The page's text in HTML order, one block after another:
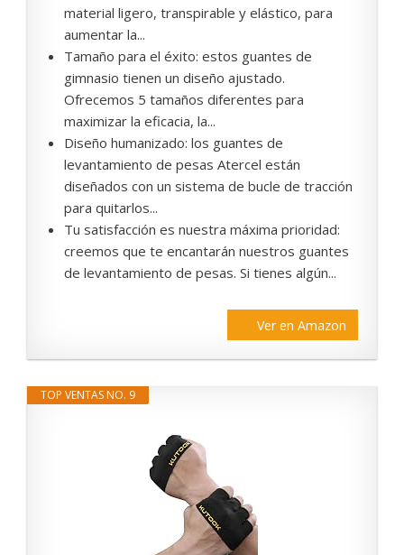
material ligero, transpirable y elástico, para
aumentar la...
Tamaño para el éxito: estos guantes de
gimnasio tienen un diseño ajustado.
Ofrecemos 5 tamaños diferentes para
maximizar la eficacia, la...
Diseño humanizado: los guantes de
levantamiento de pesas Atercel están
diseñados con un sistema de bucle de tracción
para quitarlos...
Tu satisfacción es nuestra máxima prioridad:
creemos que te encantarán nuestros guantes
de levantamiento de pesas. Si tienes algún...
Ver en Amazon
TOP VENTAS NO. 9